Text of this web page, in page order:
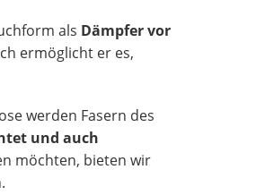
als Dämpfer vor
ermöglicht er es,
werden Fasern des
und auch
möchten, bieten wir